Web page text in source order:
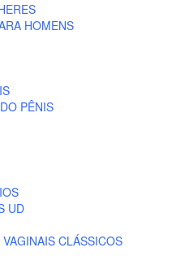
HOMENS
PÊNIS
UD
CLÁSSICOS